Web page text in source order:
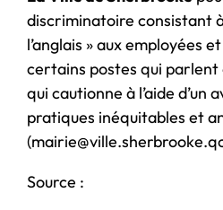
discriminatoire consistant
l’anglais » aux employées
certains postes qui parlent
qui cautionne à l’aide d’un
pratiques inéquitables et
Source :